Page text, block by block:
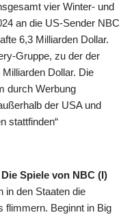
vier Winter- und
an die US-Sender NBC
6,3 Milliarden Dollar.
Gruppe, zu der der
Dollar. Die
durch Werbung
der USA und
stattfinden“
Spiele von NBC (I)
in den Staaten die
flimmern. Beginnt in Big